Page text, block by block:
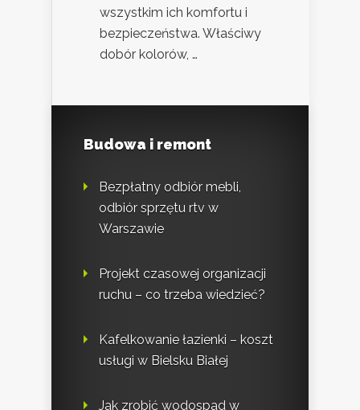
wszystkim ich komfortu i
bezpieczeństwa. Właściwy
dobór kolorów, …
Budowa i remont
Bezpłatny odbiór mebli,
odbiór sprzętu rtv w
Warszawie
Projekt czasowej organizacji
ruchu – co trzeba wiedzieć?
Kafelkowanie łazienki – koszt
usługi w Bielsku Białej
Jak zrobić wodospad w